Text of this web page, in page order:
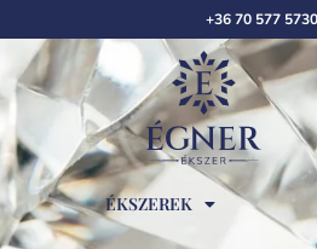
+36 70 577 5730
ÉKSZEREK